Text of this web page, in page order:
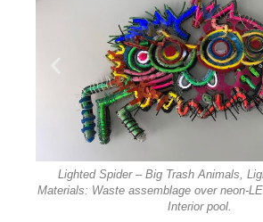
Lighted Spider – Big Trash Animals,
Materials: Waste assemblage over neon-
Interior pool.